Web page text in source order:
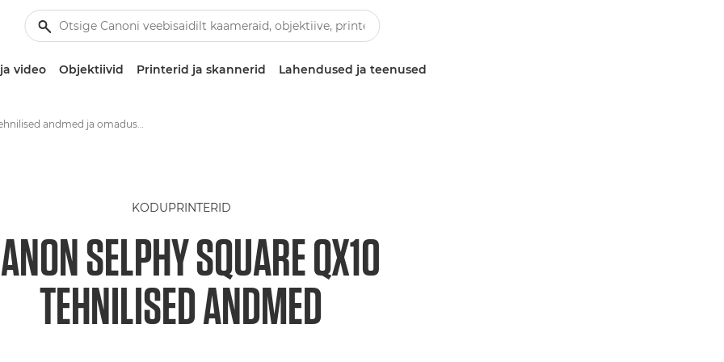
video Objektiivid Printerid ja skannerid Lahendused ja teenused
Tehnilised andmed ja omadused – Canon SELPHY SQUARE QX10
KODUPRINTERID
SELPHY SQUARE QX10
TEHNILISED ANDMED